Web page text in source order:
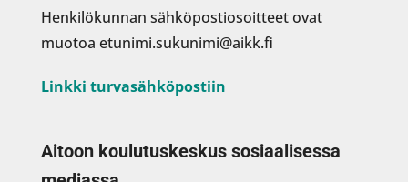
Henkilökunnan sähköpostiosoitteet ovat
muotoa etunimi.sukunimi@aikk.fi
Linkki turvasähköpostiin
Aitoon koulutuskeskus sosiaalisessa